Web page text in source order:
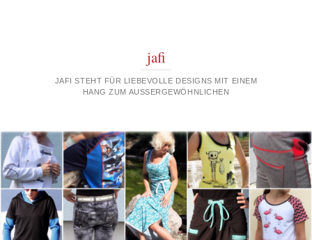
jafi
JAFI STEHT FÜR LIEBEVOLLE DESIGNS MIT EINEM
HANG ZUM AUSSERGEWÖHNLICHEN